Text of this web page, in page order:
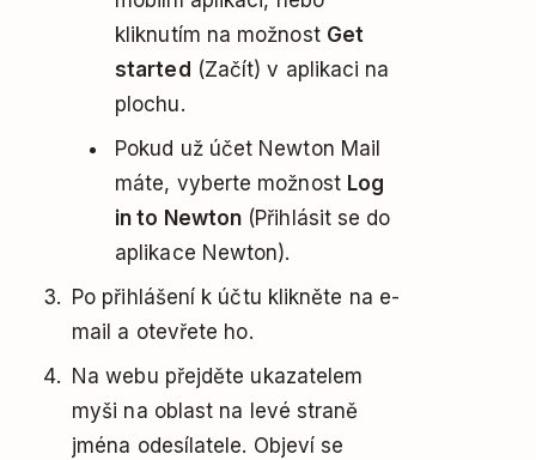
kliknutím na možnost Get
started (Začít) v aplikaci na
plochu.
Pokud už účet Newton Mail
máte, vyberte možnost Log
in to Newton (Přihlásit se do
aplikace Newton).
Po přihlášení k účtu klikněte na e-
mail a otevřete ho.
Na webu přejděte ukazatelem
myši na oblast na levé straně
jména odesílatele. Objeví se